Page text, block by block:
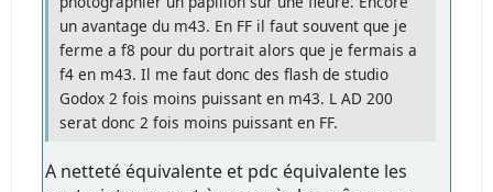
un avantage du m43. En FF il faut souvent que je
ferme a f8 pour du portrait alors que je fermais a
f4 en m43. Il me faut donc des flash de studio
Godox 2 fois moins puissant en m43. L AD 200
serat donc 2 fois moins puissant en FF.
A netteté équivalente et pdc équivalente les